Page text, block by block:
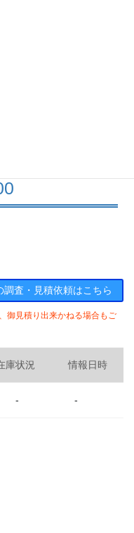
査・見積依頼はこちら
御見積り出来かねる場合もご
庫状況 情報日時
- -